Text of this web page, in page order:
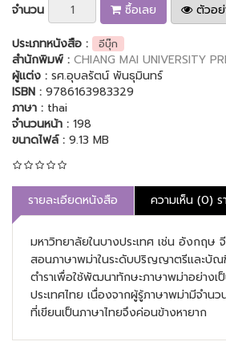
จำนวน ซื้อเลย
ตัวอย่
ประเภทหนังสือ :
อีบุ๊ก
สำนักพิมพ์ : CHIANG MAI UNIVERSITY
ผู้แต่ง : รศ.อุบลรัตน์ พันธุมินทร์
ISBN : 9786163983329
ภาษา : thai
จำนวนหน้า : 198
ขนาดไฟล์ : 9.13 MB
รายละเอียดหนังสือ ความเห็น (0) ร
มหาวิทยาลัยในบางประเทศ เช่น อังกฤษ
สอนภาษาพม่าในระดับปริญญาตรีและบั
ตำราเพื่อใช้พัฒนาทักษะภาษาพม่าอย่างเ
ประเทศไทย เนื่องจากผู้รู้ภาษาพม่ามีจำน
ที่เขียนเป็นภาษาไทยจึงค่อนข้างหายาก